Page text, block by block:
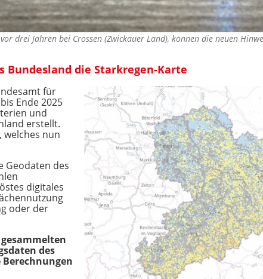
drei Jahren bei Crossen (Zwickauer Land), können die neuen
Bundesland die Starkregen-Karte
für
Ende 2025
und
erstellt.
welches nun
Geodaten des
digitales
oder der
des